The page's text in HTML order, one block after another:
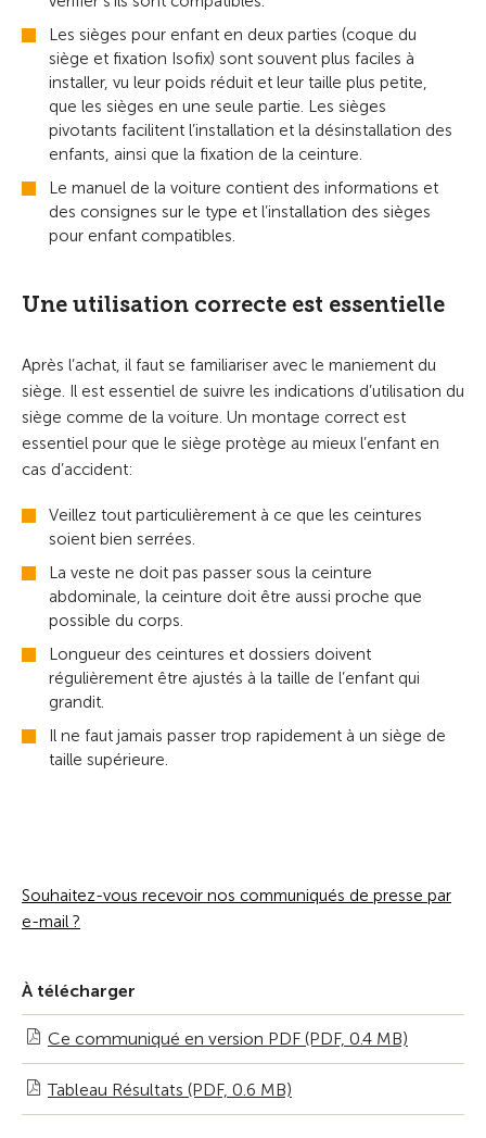
Les sièges pour enfant en deux parties (coque du
siège et fixation Isofix) sont souvent plus faciles à
installer, vu leur poids réduit et leur taille plus petite,
que les sièges en une seule partie. Les sièges
pivotants facilitent l’installation et la désinstallation des
enfants, ainsi que la fixation de la ceinture.
Le manuel de la voiture contient des informations et
des consignes sur le type et l’installation des sièges
pour enfant compatibles.
Une utilisation correcte est essentielle
Après l’achat, il faut se familiariser avec le maniement du
siège. Il est essentiel de suivre les indications d’utilisation du
siège comme de la voiture. Un montage correct est
essentiel pour que le siège protège au mieux l’enfant en
cas d’accident:
Veillez tout particulièrement à ce que les ceintures
soient bien serrées.
La veste ne doit pas passer sous la ceinture
abdominale, la ceinture doit être aussi proche que
possible du corps.
Longueur des ceintures et dossiers doivent
régulièrement être ajustés à la taille de l’enfant qui
grandit.
Il ne faut jamais passer trop rapidement à un siège de
taille supérieure.
Souhaitez-vous recevoir nos communiqués de presse par
e-mail ?
À télécharger
Ce communiqué en version PDF (PDF, 0.4 MB)
Tableau Résultats (PDF, 0.6 MB)